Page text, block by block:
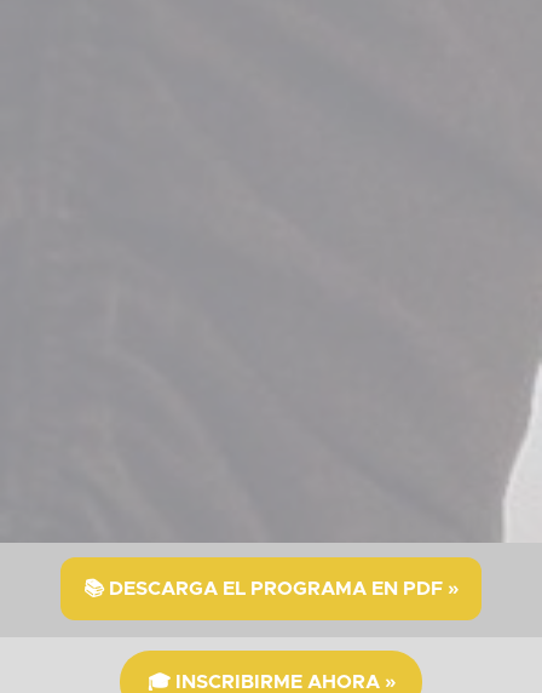
📚 DESCARGA EL PROGRAMA EN PDF »
🎓 INSCRIBIRME AHORA »